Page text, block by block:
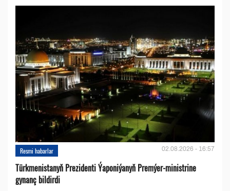
Resmi habarlar 02.08.2026 - 16:57
Türkmenistanyň Prezidenti Ýaponiýanyň Premýer-ministrine
gynanç bildirdi